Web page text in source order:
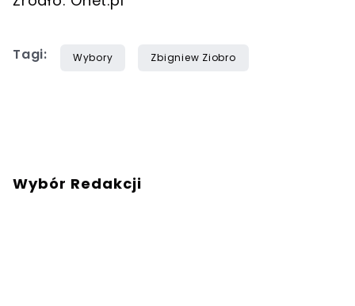
Tagi: Wybory Zbigniew Ziobro
Wybór Redakcji